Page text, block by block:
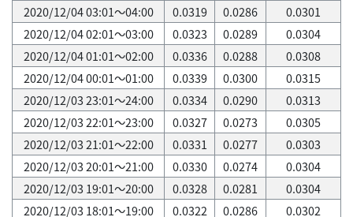
2020/12/04 03:01～04:00
0.0319 0.0286
0.0301
2020/12/04 02:01～03:00
0.0323 0.0289
0.0304
2020/12/04 01:01～02:00
0.0336 0.0288
0.0308
2020/12/04 00:01～01:00
0.0339 0.0300
0.0315
2020/12/03 23:01～24:00
0.0334 0.0290
0.0313
2020/12/03 22:01～23:00
0.0327 0.0273
0.0305
2020/12/03 21:01～22:00
0.0331 0.0277
0.0303
2020/12/03 20:01～21:00
0.0330 0.0274
0.0304
2020/12/03 19:01～20:00
0.0328 0.0281
0.0304
2020/12/03 18:01～19:00
0.0322 0.0286 0.0302